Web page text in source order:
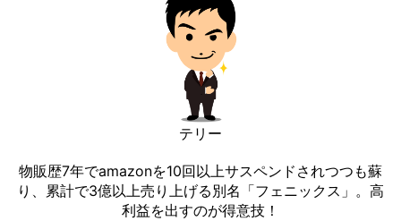
テリー
物販歴7年でamazonを10回以上サスペンドされつつも蘇
り、累計で3億以上売り上げる別名「フェニックス」。高
利益を出すのが得意技！